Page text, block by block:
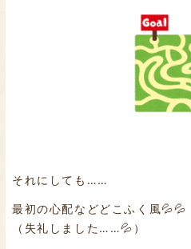
それにしても……
最初の心配などどこふく風💦💦
（失礼しました……💦）